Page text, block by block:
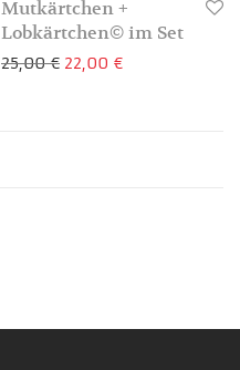
3-4 Werktage
Mutkärtchen +
Lobkärtchen© im Set
25,00€ Ursprünglicher Preis
22,00 €Aktueller